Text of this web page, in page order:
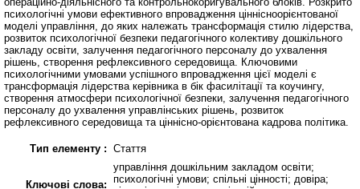
психологічні умови ефективного впровадження ціннісноорієнтованої
моделі управління, до яких належать трансформація стилю лідерства,
розвиток психологічної безпеки педагогічного колективу дошкільного
закладу освіти, залучення педагогічного персоналу до ухвалення
рішень, створення рефлексивного середовища. Ключовими
психологічними умовами успішного впровадження цієї моделі є
трансформація лідерства керівника в бік фасилітації та коучингу,
створення атмосфери психологічної безпеки, залучення педагогічного
персоналу до ухвалення управлінських рішень, розвиток
рефлексивного середовища та ціннісно-орієнтована кадрова політика.
Тип елементу : Стаття
Ключові слова:
управління дошкільним закладом освіти;
психологічні умови; спільні цінності; довіра;